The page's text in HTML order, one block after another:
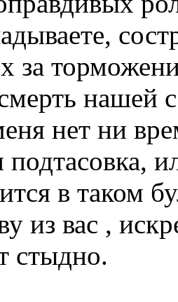
за
нашей
нет ни
подтасовка,
в таком
из вас ,
стыдно.